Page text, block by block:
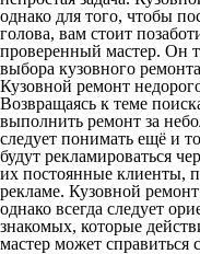
однако для того, чтобы
голова, вам стоит
проверенный мастер. Он
выбора кузовного
Кузовной ремонт
Возвращаясь к теме
выполнить ремонт за
следует понимать ещё и
будут рекламироваться
их постоянные клиенты,
рекламе. Кузовной
однако всегда следует
знакомых, которые
мастер может справиться